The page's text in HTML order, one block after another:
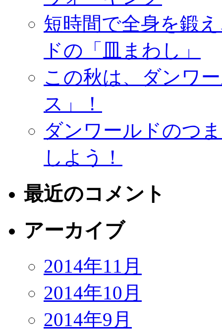
短時間で全身を鍛
ドの「皿まわし」
この秋は、ダンワ
ス」！
ダンワールドのつ
しよう！
最近のコメント
アーカイブ
2014年11月
2014年10月
2014年9月